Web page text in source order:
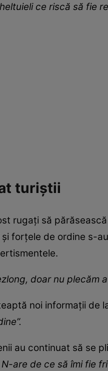
ce riscă să fie
turiştii
rugaţi să
şi forţele de ordine s-
doar nu plecăm
noi informaţii de
au continuat să se
are de ce să îmi fie